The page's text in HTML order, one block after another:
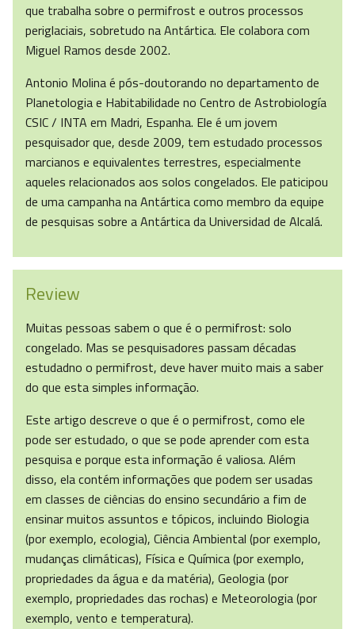
que trabalha sobre o permifrost e outros processos
periglaciais, sobretudo na Antártica. Ele colabora com
Miguel Ramos desde 2002.
Antonio Molina é pós-doutorando no departamento de
Planetologia e Habitabilidade no Centro de Astrobiología
CSIC / INTA em Madri, Espanha. Ele é um jovem
pesquisador que, desde 2009, tem estudado processos
marcianos e equivalentes terrestres, especialmente
aqueles relacionados aos solos congelados. Ele paticipou
de uma campanha na Antártica como membro da equipe
de pesquisas sobre a Antártica da Universidad de Alcalá.
Review
Muitas pessoas sabem o que é o permifrost: solo
congelado. Mas se pesquisadores passam décadas
estudadno o permifrost, deve haver muito mais a saber
do que esta simples informação.
Este artigo descreve o que é o permifrost, como ele
pode ser estudado, o que se pode aprender com esta
pesquisa e porque esta informação é valiosa. Além
disso, ela contém informações que podem ser usadas
em classes de ciências do ensino secundário a fim de
ensinar muitos assuntos e tópicos, incluindo Biologia
(por exemplo, ecologia), Ciência Ambiental (por exemplo,
mudanças climáticas), Física e Química (por exemplo,
propriedades da água e da matéria), Geologia (por
exemplo, propriedades das rochas) e Meteorologia (por
exemplo, vento e temperatura).